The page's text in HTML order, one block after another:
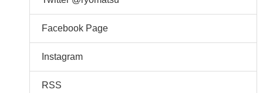
Facebook Page
Instagram
RSS